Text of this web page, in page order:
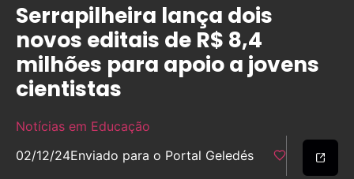
Serrapilheira lança dois
novos editais de R$ 8,4
milhões para apoio a jovens
cientistas
Notícias em Educação
02/12/24Enviado para o Portal Geledés